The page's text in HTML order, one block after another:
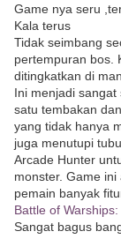
Game nya seru
Kala terus
Tidak seimbang
pertempuran bos.
ditingkatkan di
Ini menjadi
satu tembakan
yang tidak hanya
juga menutupi
Arcade Hunter
monster. Game
pemain banyak
Battle of
Sangat bagus